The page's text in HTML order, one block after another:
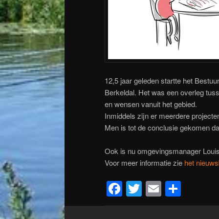
12,5 jaar geleden startte het
Berkeldal. Het was een overleg
en wensen vanuit het gebied.
Inmiddels zijn er meerdere
Men is tot de conclusie gekomen
Ook is nu omgevingsmanager
Voor meer informatie zie het
Facebook
Twitter
Email